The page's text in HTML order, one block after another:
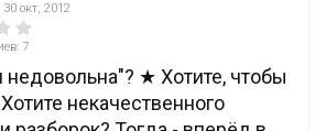
30 окт, 2012
7
недовольна"? ★ Хотите, чтобы
некачественного